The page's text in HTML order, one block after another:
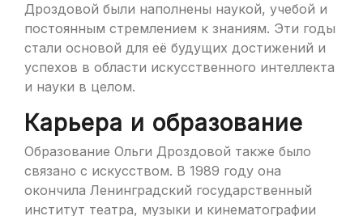
Дроздовой были наполнены наукой, учебой и
постоянным стремлением к знаниям. Эти годы
стали основой для её будущих достижений и
успехов в области искусственного интеллекта
и науки в целом.
Карьера и образование
Образование Ольги Дроздовой также было
связано с искусством. В 1989 году она
окончила Ленинградский государственный
институт театра, музыки и кинематографии